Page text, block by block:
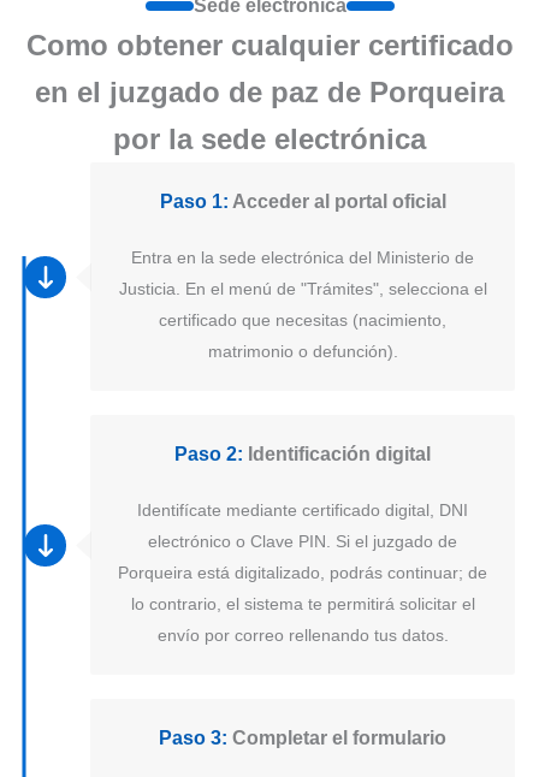
Sede electrónica
Como obtener cualquier certificado
en el juzgado de paz de Porqueira
por la sede electrónica
Paso 1: Acceder al portal oficial
Entra en la sede electrónica del Ministerio de
Justicia. En el menú de "Trámites", selecciona el
certificado que necesitas (nacimiento,
matrimonio o defunción).
Paso 2: Identificación digital
Identifícate mediante certificado digital, DNI
electrónico o Clave PIN. Si el juzgado de
Porqueira está digitalizado, podrás continuar; de
lo contrario, el sistema te permitirá solicitar el
envío por correo rellenando tus datos.
Paso 3: Completar el formulario